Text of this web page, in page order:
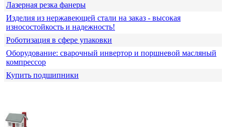
Лазерная резка фанеры
Изделия из нержавеющей стали на заказ - высокая
износостойкость и надежность!
Роботизация в сфере упаковки
Оборудование: сварочный инвертор и поршневой масляный
компрессор
Купить подшипники